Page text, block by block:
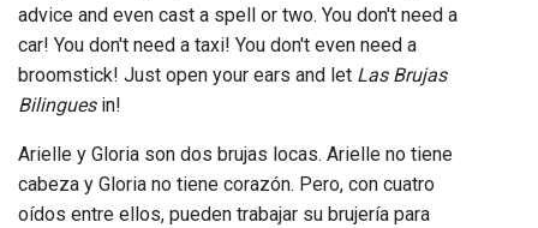
advice and even cast a spell or two. You don't need a
car! You don't need a taxi! You don't even need a
broomstick! Just open your ears and let Las Brujas
Bilinguesin!
Arielle y Gloria son dos brujas locas. Arielle no tiene
cabeza y Gloria no tiene corazón. Pero, con cuatro
oídos entre ellos, pueden trabajar su brujería para